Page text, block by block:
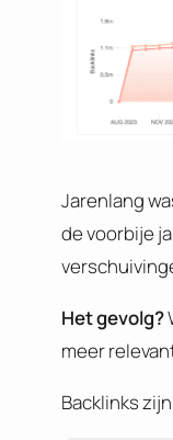
Jarenlang
de voorbije
Het gevolg?
meer
Backlinks zijn